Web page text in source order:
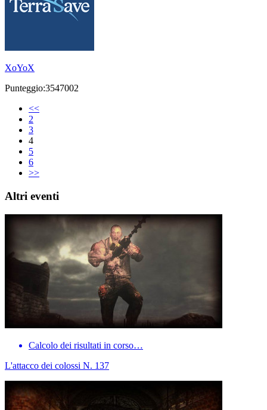
XoYoX
Punteggio:3547002
<<
2
3
4
5
6
>>
Altri eventi
Calcolo dei risultati in corso…
L'attacco dei colossi N. 137